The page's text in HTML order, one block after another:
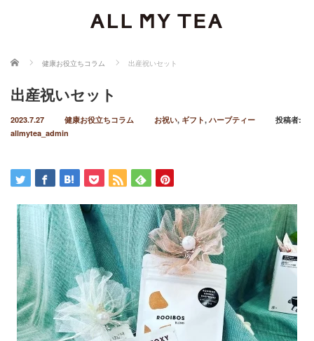
ホーム 健康お役立ちコラム 出産祝いセット
出産祝いセット
2023.7.27 健康お役立ちコラム お祝い, ギフト, ハーブティー
投稿者:
allmytea_admin